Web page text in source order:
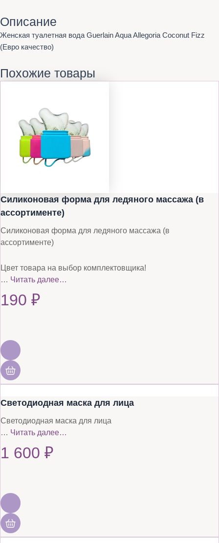
Описание
Женская туалетная вода Guerlain Aqua Allegoria Coconut Fizz
(Евро качество)
Похожие товары
Силиконовая форма для ледяного массажа (в
ассортименте)
Силиконовая форма для ледяного массажа (в
ассортименте)
Цвет товара на выбор комплектовщика!
… Читать далее…
190 ₽
Светодиодная маска для лица
Светодиодная маска для лица
… Читать далее…
1 600 ₽